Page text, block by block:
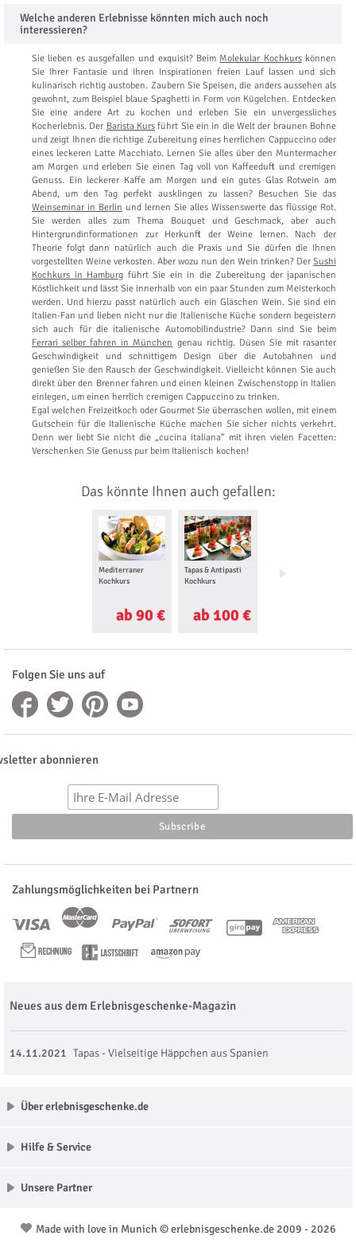
Welche anderen Erlebnisse könnten mich auch noch
interessieren?
Sie lieben es ausgefallen und exquisit? Beim Molekular Kochkurskönnen
Sie Ihrer Fantasie und Ihren Inspirationen freien Lauf lassen und sich
kulinarisch richtig austoben. Zaubern Sie Speisen, die anders aussehen als
gewohnt, zum Beispiel blaue Spaghetti in Form von Kügelchen. Entdecken
Sie eine andere Art zu kochen und erleben Sie ein unvergessliches
Kocherlebnis. Der Barista Kurs führt Sie ein in die Welt der braunen Bohne
und zeigt Ihnen die richtige Zubereitung eines herrlichen Cappuccino oder
eines leckeren Latte Macchiato. Lernen Sie alles über den Muntermacher
am Morgen und erleben Sie einen Tag voll von Kaffeeduft und cremigen
Genuss. Ein leckerer Kaffe am Morgen und ein gutes Glas Rotwein am
Abend, um den Tag perfekt ausklingen zu lassen? Besuchen Sie das
Weinseminar in Berlin und lernen Sie alles Wissenswerte das flüssige Rot.
Sie werden alles zum Thema Bouquet und Geschmack, aber auch
Hintergrundinformationen zur Herkunft der Weine lernen. Nach der
Theorie folgt dann natürlich auch die Praxis und Sie dürfen die Ihnen
vorgestellten Weine verkosten. Aber wozu nun den Wein trinken? Der Sushi
Kochkurs in Hamburg führt Sie ein in die Zubereitung der japanischen
Köstlichkeit und lässt Sie innerhalb von ein paar Stunden zum Meisterkoch
werden. Und hierzu passt natürlich auch ein Gläschen Wein. Sie sind ein
Italien-Fan und lieben nicht nur die Italienische Küche sondern begeistern
sich auch für die italienische Automobilindustrie? Dann sind Sie beim
Ferrari selber fahren in München genau richtig. Düsen Sie mit rasanter
Geschwindigkeit und schnittigem Design über die Autobahnen und
genießen Sie den Rausch der Geschwindigkeit. Vielleicht können Sie auch
direkt über den Brenner fahren und einen kleinen Zwischenstopp in Italien
einlegen, um einen herrlich cremigen Cappuccino zu trinken.
Egal welchen Freizeitkoch oder Gourmet Sie überraschen wollen, mit einem
Gutschein für die Italienische Küche machen Sie sicher nichts verkehrt.
Denn wer liebt Sie nicht die „cucina italiana“ mit ihren vielen Facetten:
Verschenken Sie Genuss pur beim Italienisch kochen!
Das könnte Ihnen auch gefallen:
Mediterraner
Kochkurs
ab 90 €
Tapas & Antipasti
Kochkurs
ab 100 €
Thailändischer
Folgen Sie uns auf
abonnieren
Zahlungsmöglichkeiten bei Partnern
Neues aus dem Erlebnisgeschenke-Magazin
14.11.2021 Tapas - Vielseitige Häppchen aus Spanien
Über erlebnisgeschenke.de
Hilfe & Service
Unsere Partner
Made with love in Munich © erlebnisgeschenke.de 2009 - 2026